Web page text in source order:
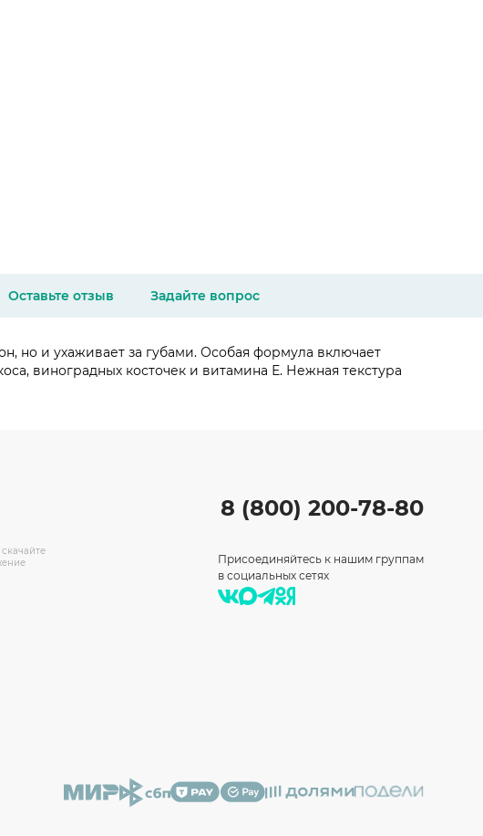
Оставьте отзыв Задайте вопрос
но и ухаживает за губами. Особая формула включает
виноградных косточек и витамина Е. Нежная текстура
8 (800) 200-78-80
Присоединяйтесь к нашим группам
в социальных сетях